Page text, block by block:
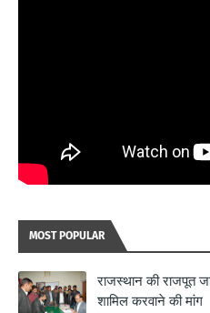
MOST POPULAR
राजस्थान की राजपूत
शामिल करवाने की मांग